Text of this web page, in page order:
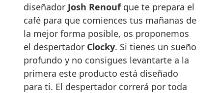
diseñador Josh Renoufque te prepara el
café para que comiences tus mañanas de
la mejor forma posible, os proponemos
el despertador Clocky. Si tienes un sueño
profundo y no consigues levantarte a la
primera este producto está diseñado
para ti. El despertador correrá por toda